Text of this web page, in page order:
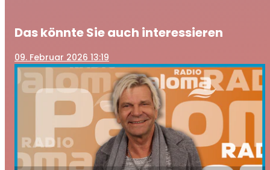
Das könnte Sie auch interessieren
09. Februar 2026 13:19